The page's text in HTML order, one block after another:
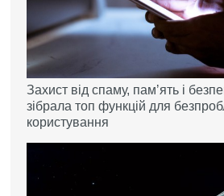
Захист від спаму, памʼять і
зібрала топ функцій для
користування